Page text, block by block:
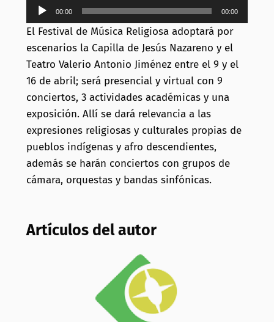
Reproductor
de
00:00 00:00
El Festival de Música Religiosa adoptará por
escenarios la Capilla de Jesús Nazareno y el
Teatro Valerio Antonio Jiménez entre el 9 y el
16 de abril; será presencial y virtual con 9
conciertos, 3 actividades académicas y una
exposición. Allí se dará relevancia a las
expresiones religiosas y culturales propias de
pueblos indígenas y afro descendientes,
además se harán conciertos con grupos de
cámara, orquestas y bandas sinfónicas.
Artículos del autor